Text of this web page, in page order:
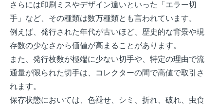
さらには印刷ミスやデザイン違いといった「エラー切
手」など、その種類は数万種類とも言われています。
例えば、発行された年代が古いほど、歴史的な背景や現
存数の少なさから価値が高まることがあります。
また、発行枚数が極端に少ない切手や、特定の理由で流
通量が限られた切手は、コレクターの間で高値で取引さ
れます。
保存状態においては、色褪せ、シミ、折れ、破れ、虫食